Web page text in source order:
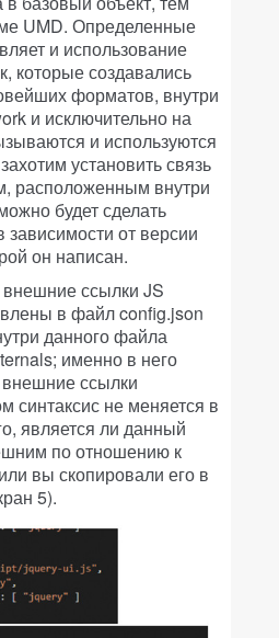
UMD. Определенные
и использование
которые создавались
форматов, внутри
и исключительно на
и используются
установить связь
расположенным внутри
будет сделать
от версии
он написан.
ссылки JS
в файл config.json
данного файла
именно в него
ссылки
синтаксис не меняется в
является ли данный
по отношению к
вы скопировали его в
5).